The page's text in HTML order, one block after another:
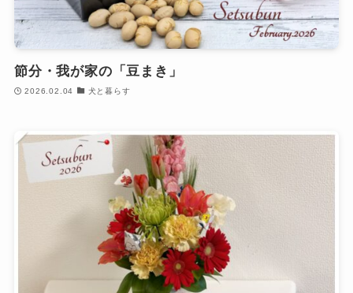
節分・我が家の「豆まき」
2026.02.04 犬と暮らす